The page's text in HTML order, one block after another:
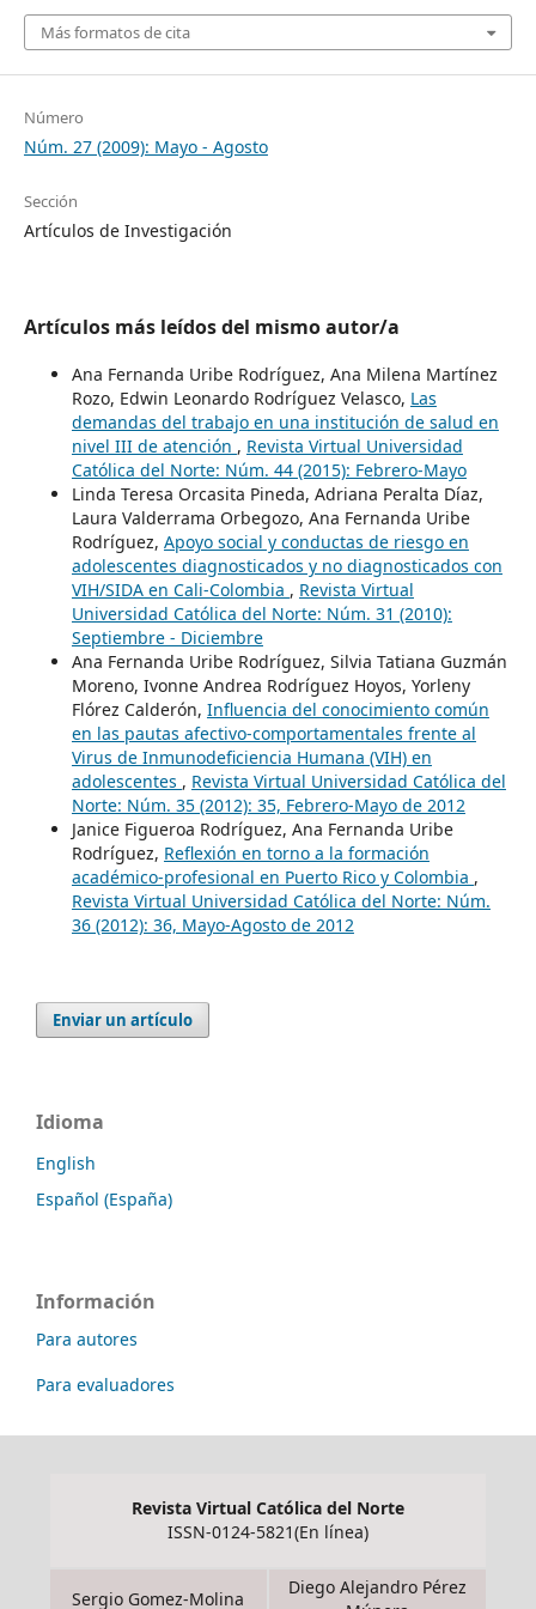
Más formatos de cita
Número
Núm. 27 (2009): Mayo - Agosto
Sección
Artículos de Investigación
Artículos más leídos del mismo autor/a
Ana Fernanda Uribe Rodríguez, Ana Milena Martínez
Rozo, Edwin Leonardo Rodríguez Velasco, Las
demandas del trabajo en una institución de salud en
nivel III de atención , Revista Virtual Universidad
Católica del Norte: Núm. 44 (2015): Febrero-Mayo
Linda Teresa Orcasita Pineda, Adriana Peralta Díaz,
Laura Valderrama Orbegozo, Ana Fernanda Uribe
Rodríguez, Apoyo social y conductas de riesgo en
adolescentes diagnosticados y no diagnosticados con
VIH/SIDA en Cali-Colombia , Revista Virtual
Universidad Católica del Norte: Núm. 31 (2010):
Septiembre - Diciembre
Ana Fernanda Uribe Rodríguez, Silvia Tatiana Guzmán
Moreno, Ivonne Andrea Rodríguez Hoyos, Yorleny
Flórez Calderón, Influencia del conocimiento común
en las pautas afectivo-comportamentales frente al
Virus de Inmunodeficiencia Humana (VIH) en
adolescentes , Revista Virtual Universidad Católica del
Norte: Núm. 35 (2012): 35, Febrero-Mayo de 2012
Janice Figueroa Rodríguez, Ana Fernanda Uribe
Rodríguez, Reflexión en torno a la formación
académico-profesional en Puerto Rico y Colombia ,
Revista Virtual Universidad Católica del Norte: Núm.
36 (2012): 36, Mayo-Agosto de 2012
Enviar un artículo
Idioma
English
Español (España)
Información
Para autores
Para evaluadores
Revista Virtual Católica del Norte
ISSN-0124-5821(En línea)
Sergio Gomez-Molina
Diego Alejandro Pérez